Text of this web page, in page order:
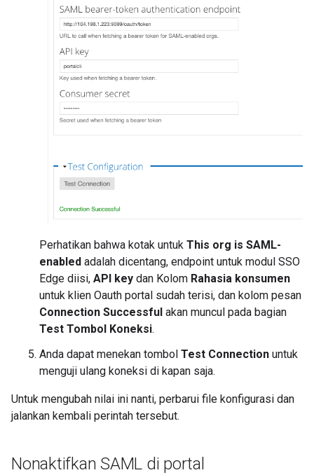
Perhatikan bahwa kotak untuk This org is SAML-
enabled adalah dicentang, endpoint untuk modul SSO
Edge diisi, API key dan Kolom Rahasia konsumen
untuk klien Oauth portal sudah terisi, dan kolom pesan
Connection Successful akan muncul pada bagian
Test Tombol Koneksi.
Anda dapat menekan tombol Test Connection untuk
menguji ulang koneksi di kapan saja.
Untuk mengubah nilai ini nanti, perbarui file konfigurasi dan
jalankan kembali perintah tersebut.
Nonaktifkan SAML di portal